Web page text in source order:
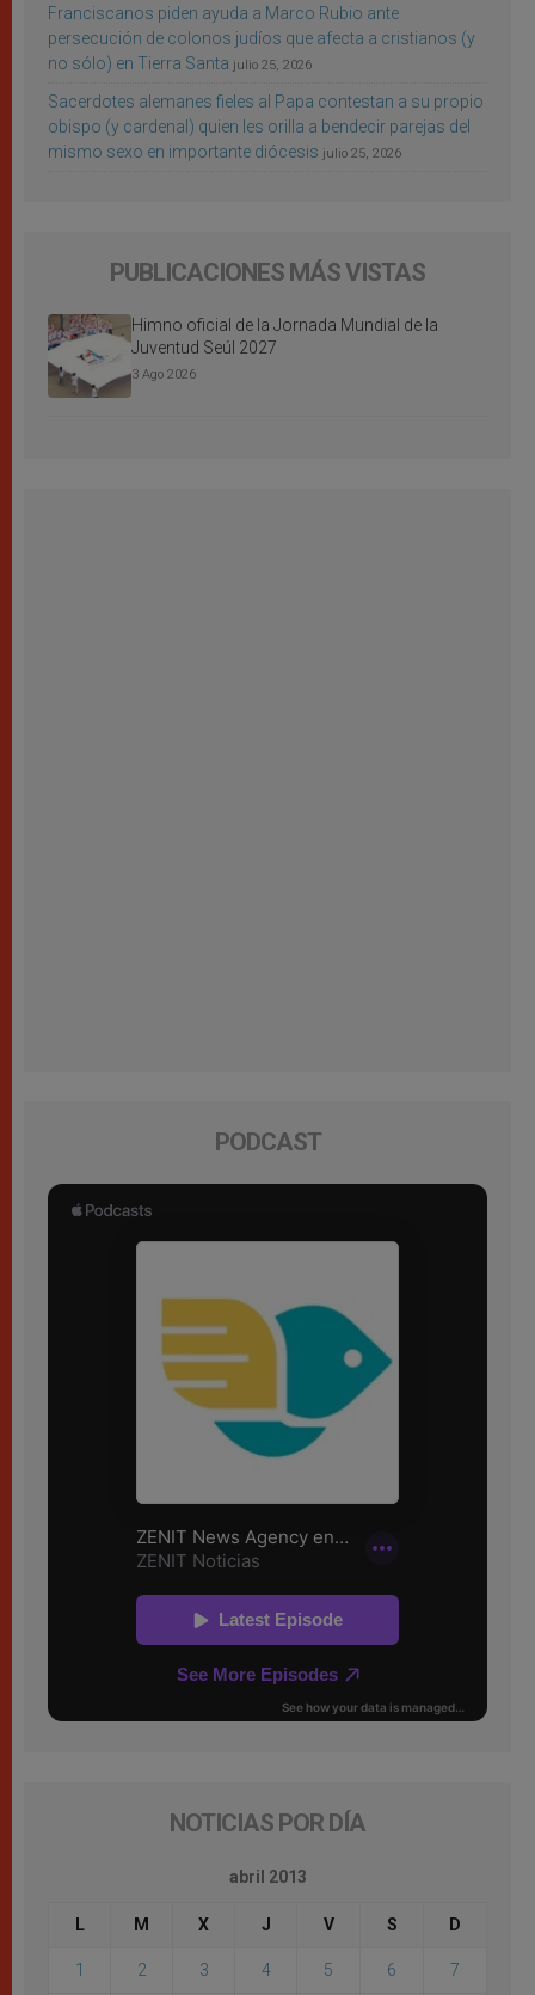
Franciscanos piden ayuda a Marco Rubio ante
persecución de colonos judíos que afecta a cristianos (y
no sólo) en Tierra Santa julio 25, 2026
Sacerdotes alemanes fieles al Papa contestan a su propio
obispo (y cardenal) quien les orilla a bendecir parejas del
mismo sexo en importante diócesis julio 25, 2026
PUBLICACIONES MÁS VISTAS
Himno oficial de la Jornada Mundial de la
Juventud Seúl 2027
3 Ago 2026
PODCAST
NOTICIAS POR DÍA
abril 2013
L M X J V S D
1 2 3 4 5 6 7